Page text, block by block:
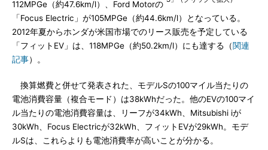
112MPGe（約47.6km/l）、Ford Motorの
「Focus Electric」が105MPGe（約44.6km/l）となっている。
2012年夏からホンダが米国市場でのリース販売を予定している
「フィットEV」は、118MPGe（約50.2km/l）にも達する（関連
記事）。
換算燃費と併せて発表された、モデルSの100マイル当たりの
電池消費容量（複合モード）は38kWhだった。他のEVの100マイ
ル当たりの電池消費容量は、リーフが34kWh、Mitsubishi iが
30kWh、Focus Electricが32kWh、フィットEVが29kWh。モデ
ルSは、これらよりも電池消費率が高いことが分かる。